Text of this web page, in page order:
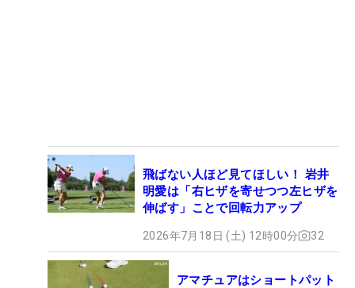
飛ばない人ほど見てほしい！ 岩井
明愛は「右ヒザを寄せつつ左ヒザを
伸ばす」ことで回転力アップ
2026年7月18日 (土) 12時00分 32
アマチュアはショートパット